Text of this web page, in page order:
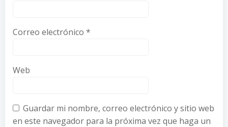
Correo electrónico *
Web
Guardar mi nombre, correo electrónico y sitio web
en este navegador para la próxima vez que haga un